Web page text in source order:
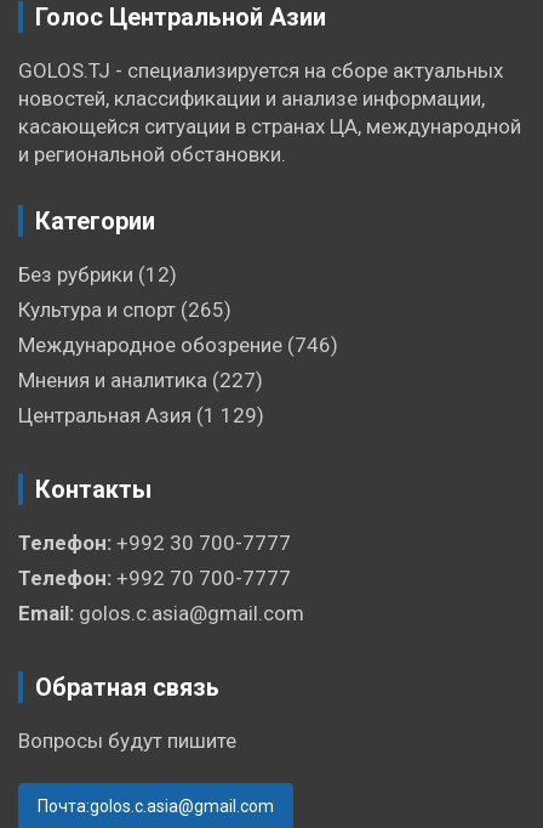
Голос Центральной Азии
GOLOS.TJ - специализируется на сборе актуальных
новостей, классификации и анализе информации,
касающейся ситуации в странах ЦА, международной
и региональной обстановки.
Категории
Без рубрики (12)
Культура и спорт (265)
Международное обозрение (746)
Мнения и аналитика (227)
Центральная Азия (1 129)
Контакты
Телефон: +992 30 700-7777
Телефон: +992 70 700-7777
Email: golos.c.asia@gmail.com
Обратная связь
Вопросы будут пишите
Почта:golos.c.asia@gmail.com